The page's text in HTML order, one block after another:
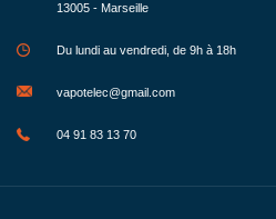
13005 - Marseille
Du lundi au vendredi, de 9h à 18h
vapotelec@gmail.com
04 91 83 13 70